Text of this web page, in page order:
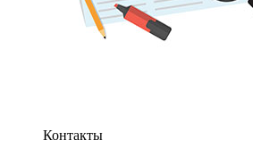
Контакты